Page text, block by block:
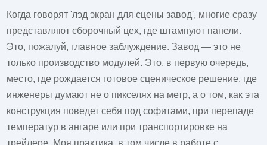
Когда говорят 'лэд экран для сцены завод', многие сразу
представляют сборочный цех, где штампуют панели.
Это, пожалуй, главное заблуждение. Завод — это не
только производство модулей. Это, в первую очередь,
место, где рождается готовое сценическое решение, где
инженеры думают не о пикселях на метр, а о том, как эта
конструкция поведет себя под софитами, при перепаде
температур в ангаре или при транспортировке на
трейлере. Моя практика, в том числе в работе с